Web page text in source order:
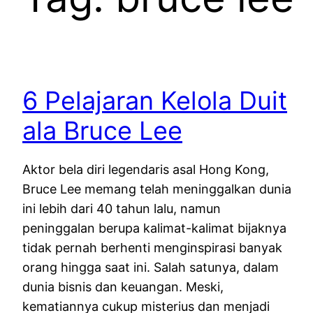
6 Pelajaran Kelola Duit
ala Bruce Lee
Aktor bela diri legendaris asal Hong Kong,
Bruce Lee memang telah meninggalkan dunia
ini lebih dari 40 tahun lalu, namun
peninggalan berupa kalimat-kalimat bijaknya
tidak pernah berhenti menginspirasi banyak
orang hingga saat ini. Salah satunya, dalam
dunia bisnis dan keuangan. Meski,
kematiannya cukup misterius dan menjadi